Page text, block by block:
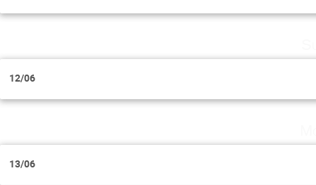
12/06
13/06